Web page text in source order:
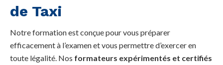
de Taxi
Notre formation est conçue pour vous préparer
efficacement à l’examen et vous permettre d’exercer en
toute légalité. Nos formateurs expérimentés et certifiés